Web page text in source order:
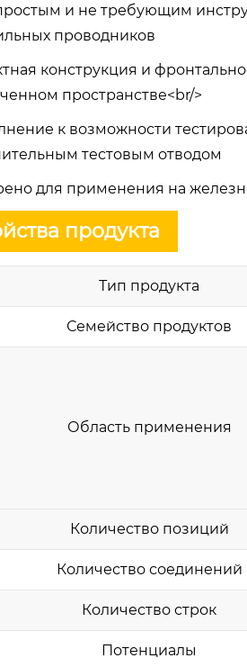
и не требующим
проводников
конструкция и
пространстве<br/>
к возможности
тестовым отводом
для применения на
продукта
Тип продукта
Семейство продуктов
Область применения
Количество позиций
Количество соединений
Количество строк
Потенциалы